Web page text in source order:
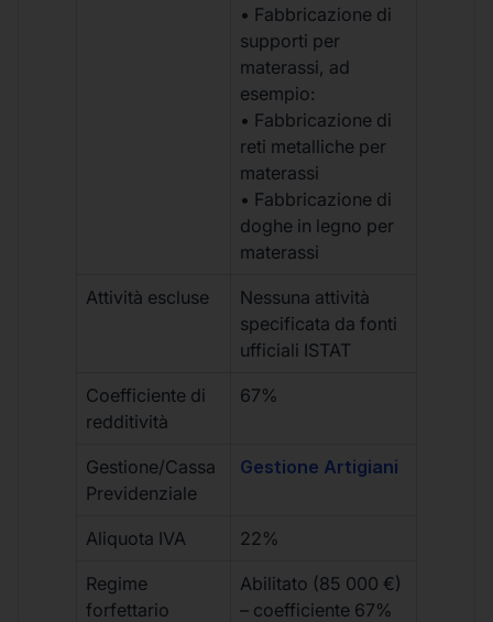
• Fabbricazione di
supporti per
materassi, ad
esempio:
• Fabbricazione di
reti metalliche per
materassi
• Fabbricazione di
doghe in legno per
materassi
Attività escluse
Nessuna attività
specificata da fonti
ufficiali ISTAT
Coefficiente di
redditività
67%
Gestione/Cassa
Previdenziale
Gestione Artigiani
Aliquota IVA 22%
Regime
forfettario
Abilitato (85 000 €)
– coefficiente 67%